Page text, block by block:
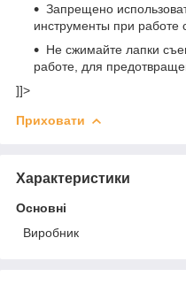
Запрещено
инструменты при работе
Не сжимайте лапки
работе, для
]]>
Приховати
Характеристики
Основні
Виробник